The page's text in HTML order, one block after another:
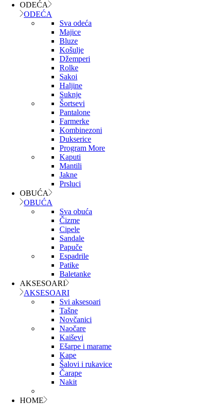
ODEĆA
ODEĆA
Sva odeća
Majice
Bluze
Košulje
Džemperi
Rolke
Sakoi
Haljine
Suknje
Šortsevi
Pantalone
Farmerke
Kombinezoni
Dukserice
Program More
Kaputi
Mantili
Jakne
Prsluci
OBUĆA
OBUĆA
Sva obuća
Čizme
Cipele
Sandale
Papuče
Espadrile
Patike
Baletanke
AKSESOARI
AKSESOARI
Svi aksesoari
Tašne
Novčanici
Naočare
Kaiševi
Ešarpe i marame
Kape
Šalovi i rukavice
Čarape
Nakit
HOME